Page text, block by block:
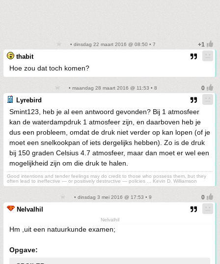
• dinsdag 22 maart 2016 @ 08:50 • 7
thabit
Hoe zou dat toch komen?
• maandag 28 maart 2016 @ 11:53 • 8
Lyrebird
Smint123, heb je al een antwoord gevonden? Bij 1 atmosfeer
kan de waterdampdruk 1 atmosfeer zijn, en daarboven heb je
dus een probleem, omdat de druk niet verder op kan lopen (of je
moet een snelkookpan of iets dergelijks hebben). Zo is de druk
bij 150 graden Celsius 4.7 atmosfeer, maar dan moet er wel een
mogelijkheid zijn om die druk te halen.
Good intentions and tender feelings may do credit to those who possess them, but they
often lead to ineffective — or positively destructive — policies ... Kevin D. Williamson
• dinsdag 3 mei 2016 @ 17:53 • 9
Nelvalhil
Nelvalhil
Hm ,uit een natuurkunde examen;
Opgave: